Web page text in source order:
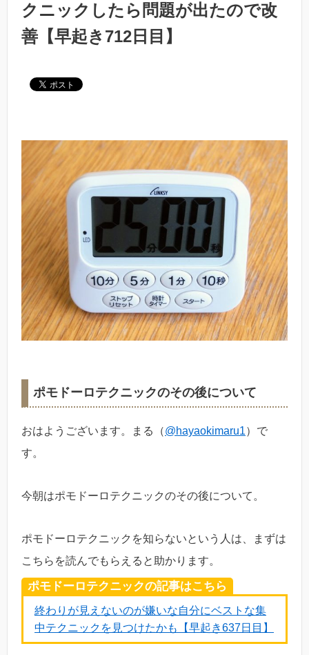
クニックしたら問題が出たので改
善【早起き712日目】
ポモドーロテクニックのその後について
おはようございます。まる（@hayaokimaru1）で
す。
今朝はポモドーロテクニックのその後について。
ポモドーロテクニックを知らないという人は、まずは
こちらを読んでもらえると助かります。
ポモドーロテクニックの記事はこちら
終わりが見えないのが嫌いな自分にベストな集
中テクニックを見つけたかも【早起き637日目】